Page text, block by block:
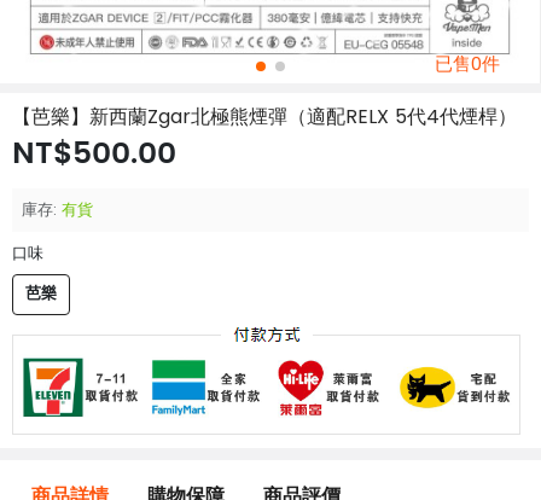
已售0件
【芭樂】新西蘭Zgar北極熊煙彈（適配RELX 5代4代煙桿）
NT$500.00
庫存: 有貨
口味
芭樂